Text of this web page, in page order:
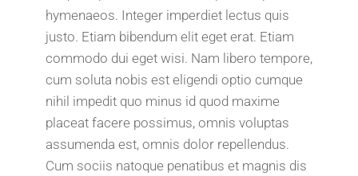
hymenaeos. Integer imperdiet lectus quis
justo. Etiam bibendum elit eget erat. Etiam
commodo dui eget wisi. Nam libero tempore,
cum soluta nobis est eligendi optio cumque
nihil impedit quo minus id quod maxime
placeat facere possimus, omnis voluptas
assumenda est, omnis dolor repellendus.
Cum sociis natoque penatibus et magnis dis